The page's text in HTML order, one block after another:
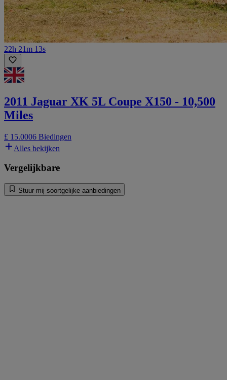
22h 21m 13s
2011 Jaguar XK 5L Coupe X150 - 10,500
Miles
£ 15.0006 Biedingen
Alles bekijken
Vergelijkbare
Stuur mij soortgelijke aanbiedingen